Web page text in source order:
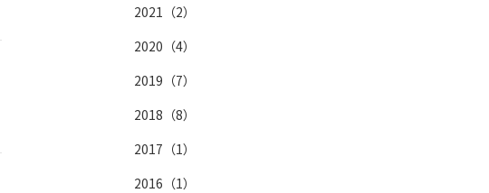
2021（2）
2020（4）
2019（7）
2018（8）
2017（1）
2016（1）